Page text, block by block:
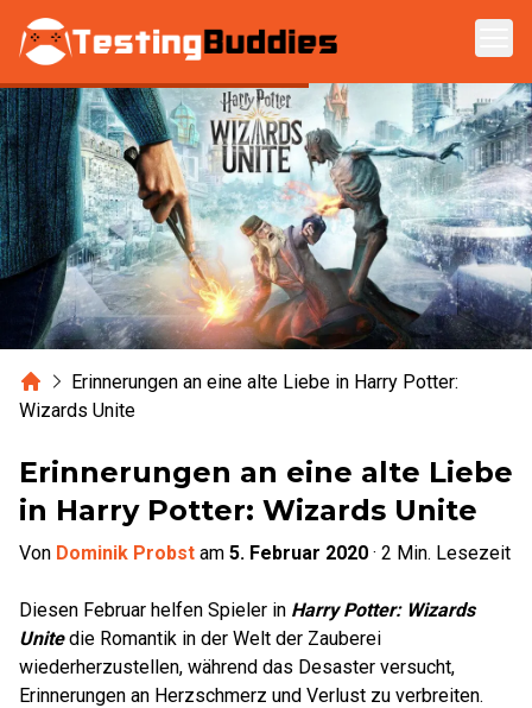
Zum Hauptinhalt springen
HomeErinnerungen an eine alte Liebe in Harry Potter:
Wizards Unite
Erinnerungen an eine alte Liebe
in Harry Potter: Wizards Unite
Von Dominik Probst am 5. Februar 2020 · 2 Min. Lesezeit
Diesen Februar helfen Spieler in Harry Potter: Wizards
Unitedie Romantik in der Welt der Zauberei
wiederherzustellen, während das Desaster versucht,
Erinnerungen an Herzschmerz und Verlust zu verbreiten.